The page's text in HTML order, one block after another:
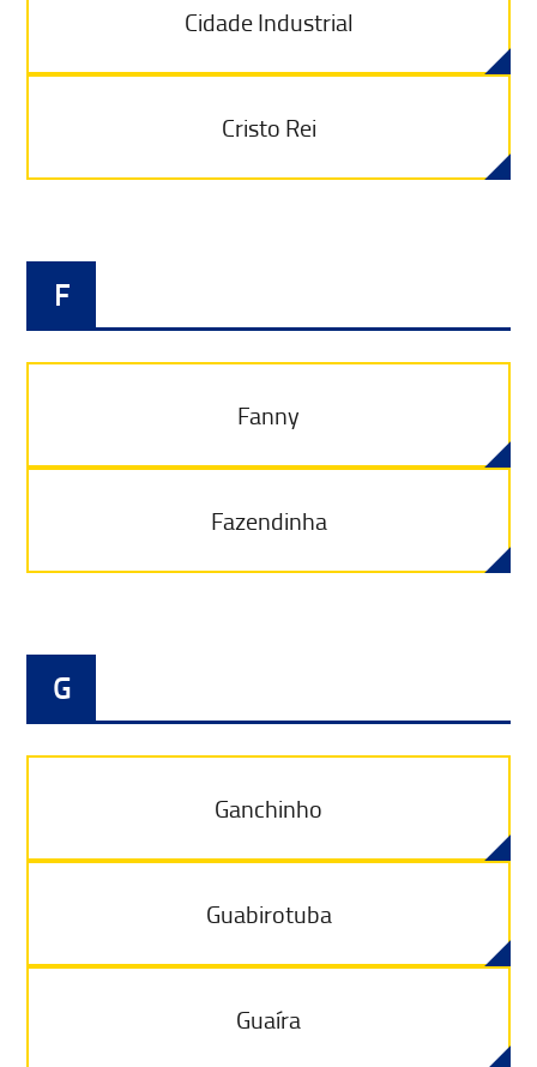
Cidade Industrial
Cristo Rei
F
Fanny
Fazendinha
G
Ganchinho
Guabirotuba
Guaíra